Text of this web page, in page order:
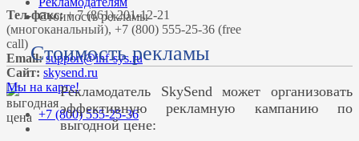
Тел-факс:+ 7 (861) 201-12-21
(многоканальный), +7 (800) 555-25-36 (free
call)
Email:
Сайт: skysend.ru
Мы на карте!
+7 (800) 555-25-36
Стоимость рекламы
Стоимость рекламы
Рекламодатель SkySend может организовать
эффективную рекламную кампанию по
выгодной цене: